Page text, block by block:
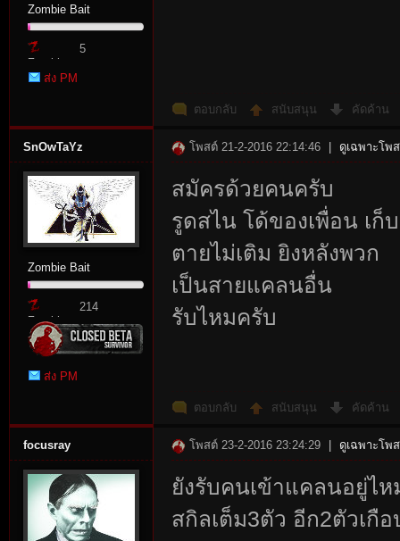
Zombie Bait
Zombie
Point
5
ส่ง PM
ตอบกลับ สนับสนุน คัดค้าน
SnOwTaYz
Zombie Bait
Zombie
Point
214
ส่ง PM
โพสต์ 21-2-2016 22:14:46 ดูเฉพาะโพ
สมัครด้วยคนครับ
รูดสไน โด้ของเพื่อน เก็
ตายไม่เติม ยิงหลังพวก
เป็นสายแคลนอื่น
รับไหมครับ
ตอบกลับ สนับสนุน คัดค้าน
focusray โพสต์ 23-2-2016 23:24:29 ดูเฉพาะโพ
ยังรับคนเข้าแคลนอยู่ไ
สกิลเต็ม3ตัว อีก2ตัวเกือ